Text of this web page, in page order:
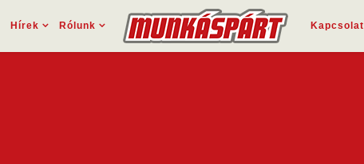
Hírek Rólunk Kapcsolat